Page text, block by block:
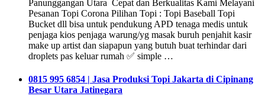
Panunggangan Utara Cepat dan Berkualitas Kami Melayani
Pesanan Topi Corona Pilihan Topi : Topi Baseball Topi
Bucket dll bisa untuk pendukung APD tenaga medis untuk
penjaga kios penjaga warung/yg masak buruh penjahit kasir
make up artist dan siapapun yang butuh buat terhindar dari
droplets pas keluar rumah ✅ simple …
0815 995 6854 | Jasa Produksi Topi Jakarta di Cipinang
Besar Utara Jatinegara